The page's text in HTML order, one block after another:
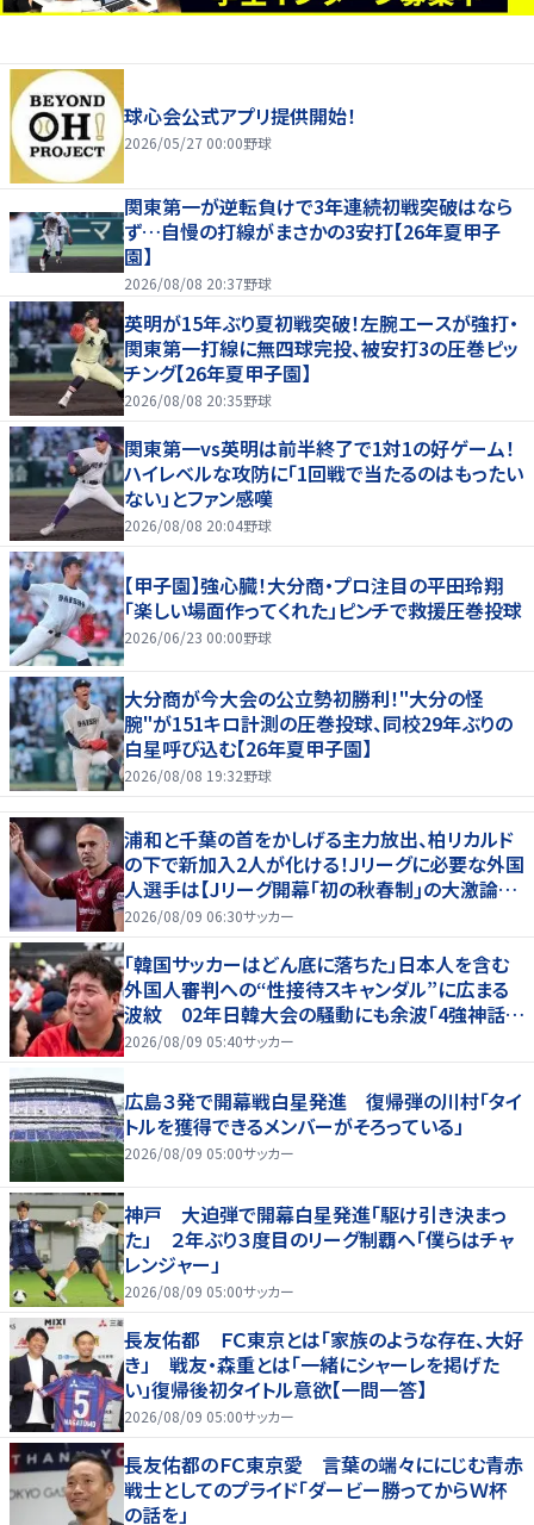
球心会公式アプリ提供開始！
2026/05/27 00:00野球
関東第一が逆転負けで3年連続初戦突破はなら
ず…自慢の打線がまさかの3安打【26年夏甲子
園】
2026/08/08 20:37野球
英明が15年ぶり夏初戦突破！左腕エースが強打・
関東第一打線に無四球完投、被安打3の圧巻ピッ
チング【26年夏甲子園】
2026/08/08 20:35野球
関東第一vs英明は前半終了で1対1の好ゲーム！
ハイレベルな攻防に「1回戦で当たるのはもったい
ない」とファン感嘆
2026/08/08 20:04野球
【甲子園】強心臓！大分商・プロ注目の平田玲翔
「楽しい場面作ってくれた」ピンチで救援圧巻投球
2026/06/23 00:00野球
大分商が今大会の公立勢初勝利！"大分の怪
腕"が151キロ計測の圧巻投球、同校29年ぶりの
白星呼び込む【26年夏甲子園】
2026/08/08 19:32野球
浦和と千葉の首をかしげる主力放出、柏リカルド
の下で新加入2人が化ける！Jリーグに必要な外国
人選手は【Jリーグ開幕｢初の秋春制｣の大激論】
(4)
2026/08/09 06:30サッカー
「韓国サッカーはどん底に落ちた」日本人を含む
外国人審判への“性接待スキャンダル”に広まる
波紋 02年日韓大会の騒動にも余波「4強神話も
疑われる」
2026/08/09 05:40サッカー
広島３発で開幕戦白星発進 復帰弾の川村「タイ
トルを獲得できるメンバーがそろっている」
2026/08/09 05:00サッカー
神戸 大迫弾で開幕白星発進「駆け引き決まっ
た」 ２年ぶり３度目のリーグ制覇へ「僕らはチャ
レンジャー」
2026/08/09 05:00サッカー
長友佑都 ＦＣ東京とは「家族のような存在、大好
き」 戦友・森重とは「一緒にシャーレを掲げた
い」復帰後初タイトル意欲【一問一答】
2026/08/09 05:00サッカー
長友佑都のＦＣ東京愛 言葉の端々ににじむ青赤
戦士としてのプライド「ダービー勝ってからＷ杯
の話を」